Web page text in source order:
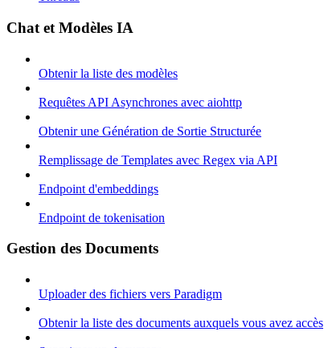
Chat et Modèles IA
Obtenir la liste des modèles
Requêtes API Asynchrones avec aiohttp
Obtenir une Génération de Sortie Structurée
Remplissage de Templates avec Regex via API
Endpoint d'embeddings
Endpoint de tokenisation
Gestion des Documents
Uploader des fichiers vers Paradigm
Obtenir la liste des documents auxquels vous avez accès